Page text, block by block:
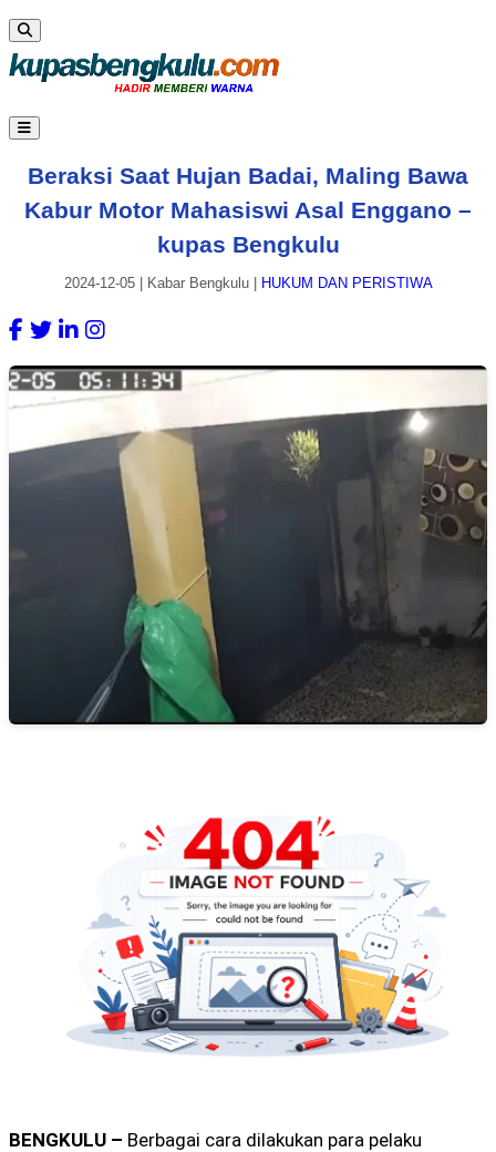
Beraksi Saat Hujan Badai, Maling Bawa
Kabur Motor Mahasiswi Asal Enggano –
kupas Bengkulu
2024-12-05| Kabar Bengkulu| HUKUM DAN PERISTIWA
BENGKULU – Berbagai cara dilakukan para pelaku